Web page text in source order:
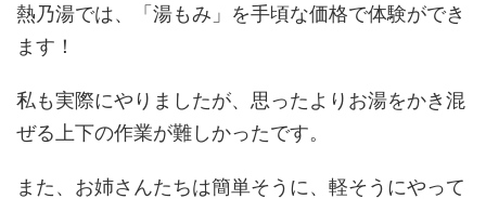
熱乃湯では、「湯もみ」を手頃な価格で体験ができ
ます！
私も実際にやりましたが、思ったよりお湯をかき混
ぜる上下の作業が難しかったです。
また、お姉さんたちは簡単そうに、軽そうにやって